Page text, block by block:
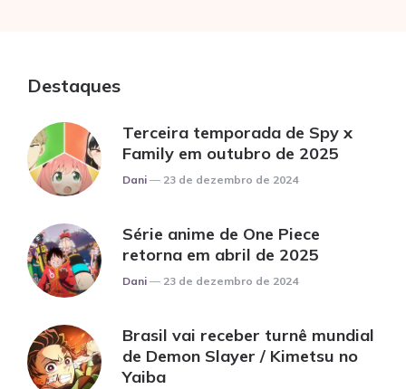
Destaques
Terceira temporada de Spy x
Family em outubro de 2025
Posted
Dani 23 de dezembro de 2024
Série anime de One Piece
retorna em abril de 2025
Posted
Dani 23 de dezembro de 2024
Brasil vai receber turnê mundial
de Demon Slayer / Kimetsu no
Yaiba